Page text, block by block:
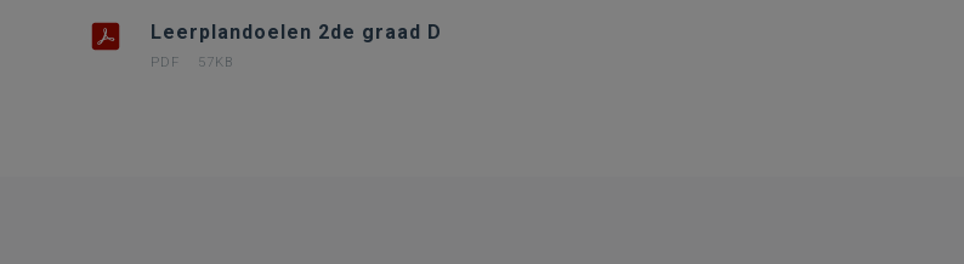
Leerplandoelen 2de graad D
PDF 57KB